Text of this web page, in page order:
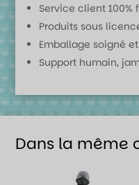
Service client
Produits sous
Emballage soigné
Support humain,
Dans la même